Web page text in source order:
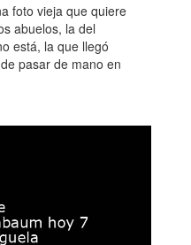
foto vieja que quiere
abuelos, la del
está, la que llegó
pasar de mano en